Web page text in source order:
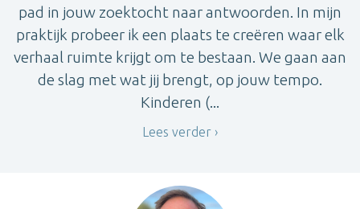
pad in jouw zoektocht naar antwoorden. In mijn
praktijk probeer ik een plaats te creëren waar elk
verhaal ruimte krijgt om te bestaan. We gaan aan
de slag met wat jij brengt, op jouw tempo.
Kinderen (...
Lees verder